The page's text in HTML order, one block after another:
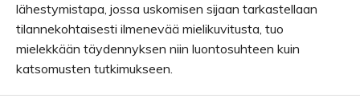
lähestymistapa, jossa uskomisen sijaan tarkastellaan
tilannekohtaisesti ilmenevää mielikuvitusta, tuo
mielekkään täydennyksen niin luontosuhteen kuin
katsomusten tutkimukseen.